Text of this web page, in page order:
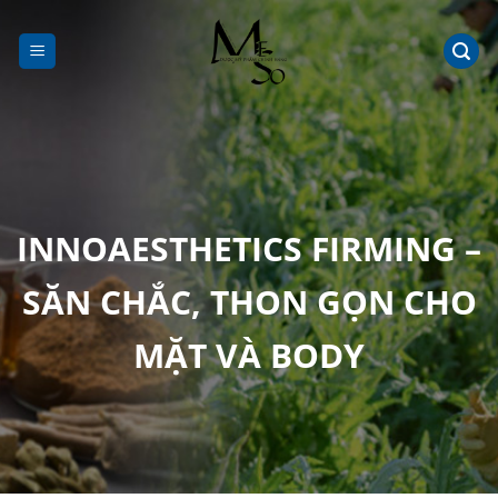
đến
nội
INNOAESTHETICS FIRMING –
SĂN CHẮC, THON GỌN CHO
MẶT VÀ BODY